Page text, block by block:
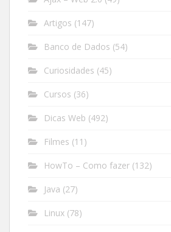
Artigos (147)
Banco de Dados (54)
Curiosidades (45)
Cursos (36)
Dicas Web (492)
Filmes (11)
HowTo – Como fazer (132)
Java (27)
Linux (78)